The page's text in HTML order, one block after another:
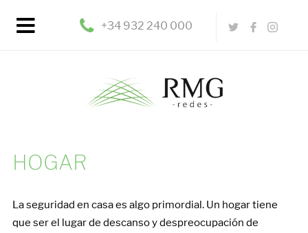
+34 932 240 000
HOGAR
La seguridad en casa es algo primordial. Un hogar tiene
que ser el lugar de descanso y despreocupación de